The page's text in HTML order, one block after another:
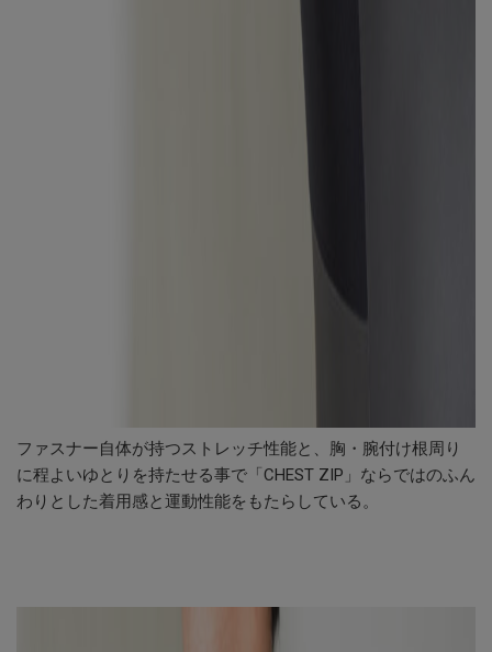
ファスナー自体が持つストレッチ性能と、胸・腕付け根周り
に程よいゆとりを持たせる事で「CHEST ZIP」ならではのふん
わりとした着用感と運動性能をもたらしている。